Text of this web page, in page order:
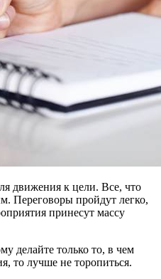
движения к цели. Все, что
Переговоры пройдут легко,
принесут массу
делайте только то, в чем
то лучше не торопиться.